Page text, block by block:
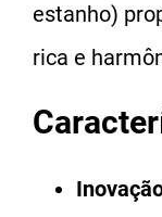
estanho)
rica e